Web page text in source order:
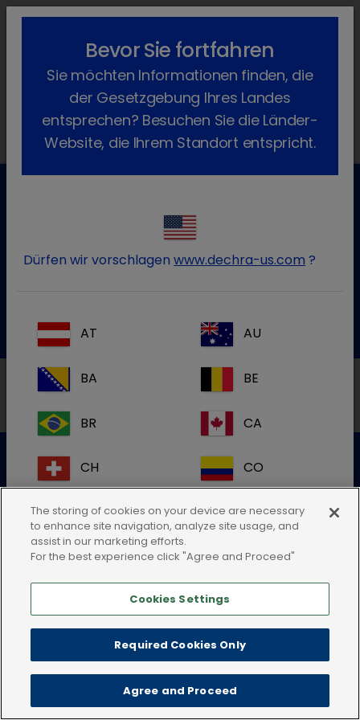
lock_outline search menu
Verschreibungspflichtig
Amoxicillin
Kundenservice für Tierarztpraxen
Kontaktieren Sie unseren Kundenservice.
Tel.:+49 7525 / 2050
Cookie-Richtlinie
Impressum
Bevor Sie fortfahren
Sie möchten Informationen finden, die
der Gesetzgebung Ihres Landes
entsprechen? Besuchen Sie die Länder-
Website, die Ihrem Standort entspricht.
Dürfen wir vorschlagenwww.dechra-us.com ?
AT AU
BA BE
BR CA
CH CO
CR DK
ES FI
IE
The storing of cookies on your device are necessary
to enhance site navigation, analyze site usage, and
assist in our marketing efforts.
For the best experience click "Agree and Proceed"
Cookies Settings
Required Cookies Only
Agree and Proceed